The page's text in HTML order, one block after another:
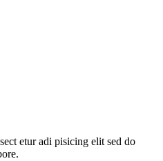
etur adi pisicing elit sed do